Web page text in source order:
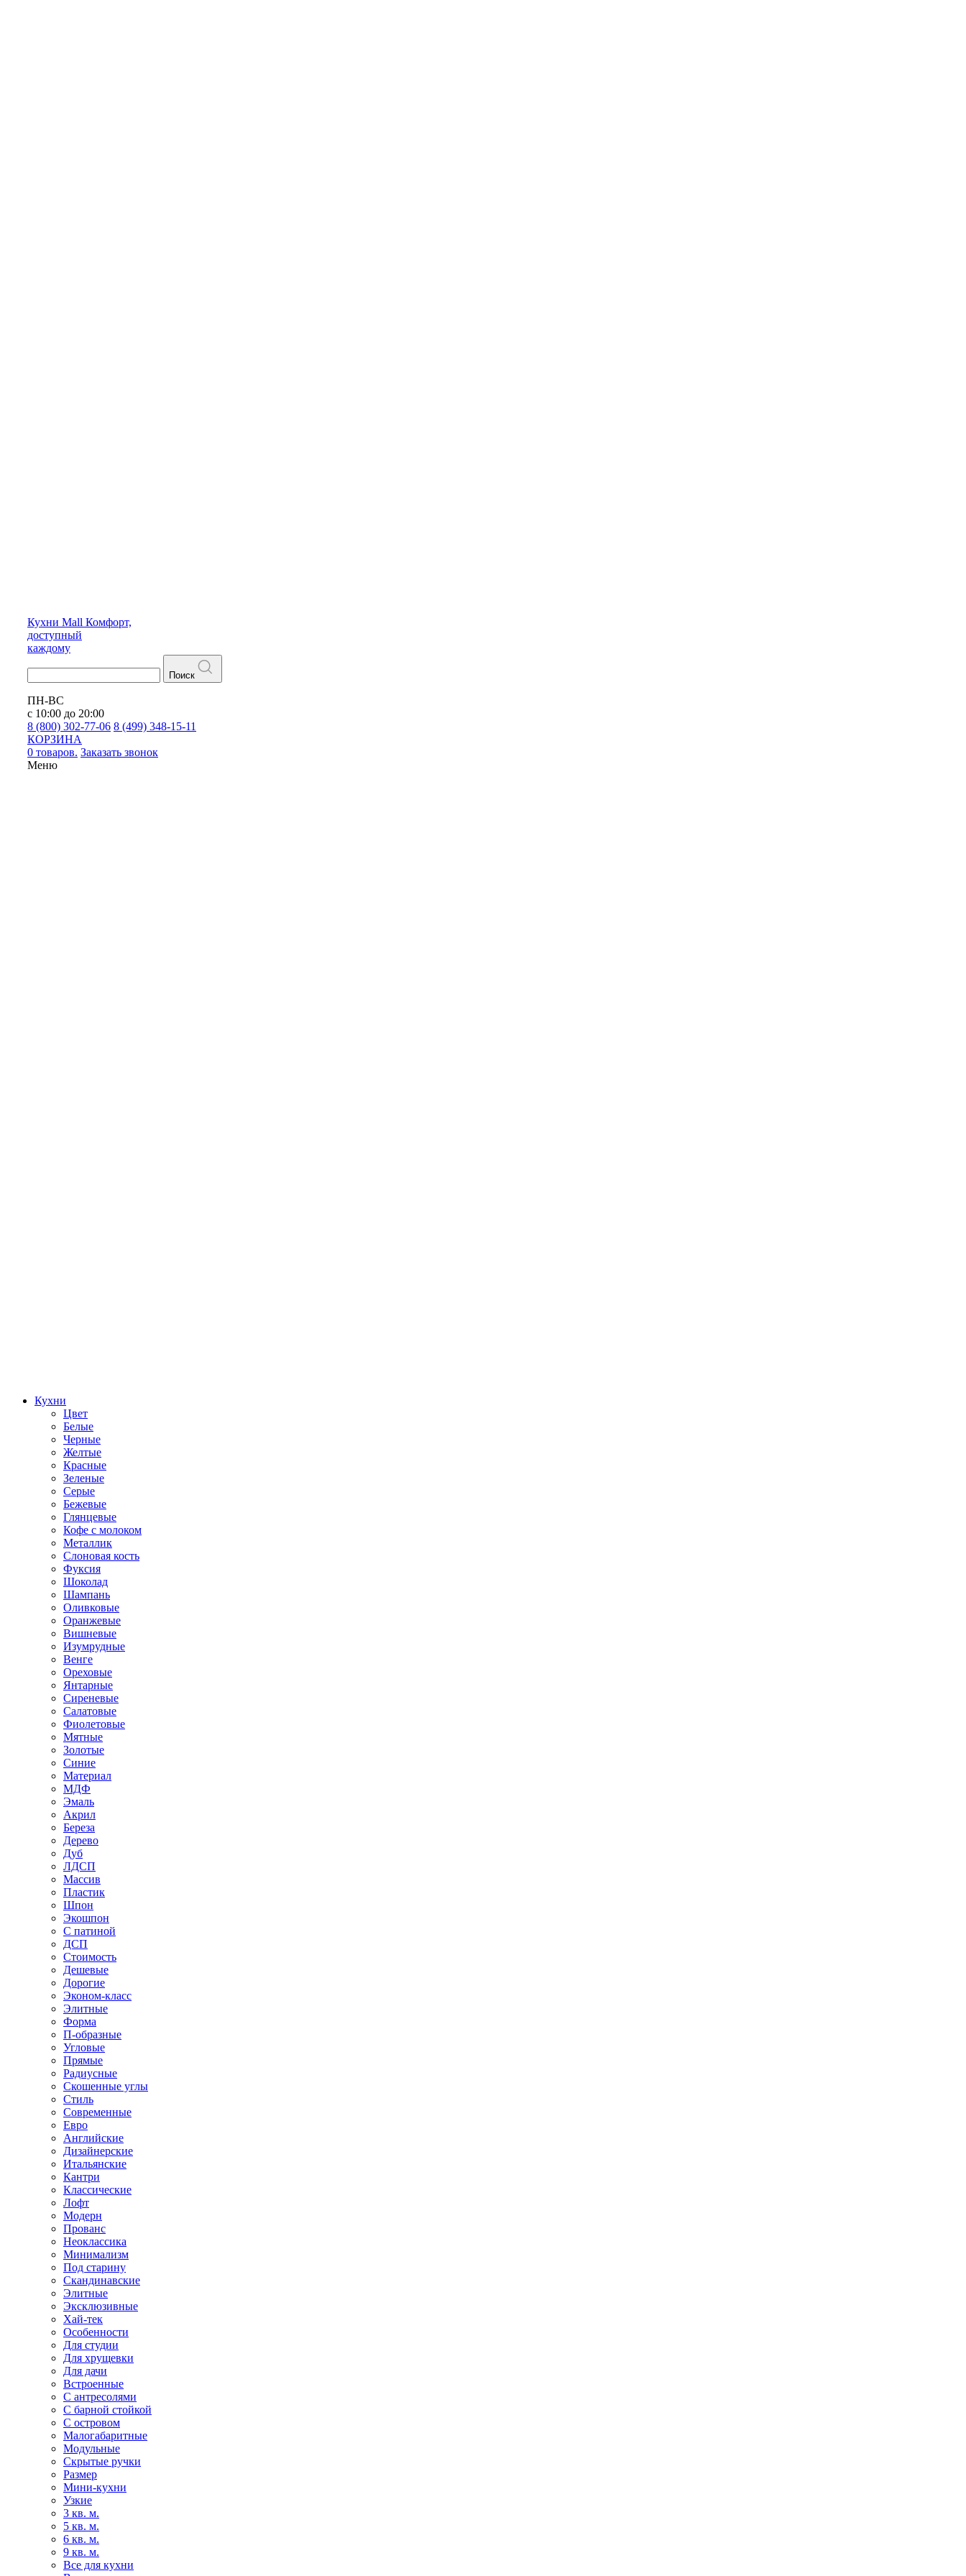
Кухни Mall Комфорт,
доступный
каждому
Поиск
ПН-ВС
с 10:00 до 20:00
8 (800) 302-77-06 8 (499) 348-15-11
КОРЗИНА
0 товаров. Заказать звонок
Меню
Кухни
Цвет
Белые
Черные
Желтые
Красные
Зеленые
Серые
Бежевые
Глянцевые
Кофе с молоком
Металлик
Слоновая кость
Фуксия
Шоколад
Шампань
Оливковые
Оранжевые
Вишневые
Изумрудные
Венге
Ореховые
Янтарные
Сиреневые
Салатовые
Фиолетовые
Мятные
Золотые
Синие
Материал
МДФ
Эмаль
Акрил
Береза
Дерево
Дуб
ЛДСП
Массив
Пластик
Шпон
Экошпон
С патиной
ДСП
Стоимость
Дешевые
Дорогие
Эконом-класс
Элитные
Форма
П-образные
Угловые
Прямые
Радиусные
Скошенные углы
Стиль
Современные
Евро
Английские
Дизайнерские
Итальянские
Кантри
Классические
Лофт
Модерн
Прованс
Неоклассика
Минимализм
Под старину
Скандинавские
Элитные
Эксклюзивные
Хай-тек
Особенности
Для студии
Для хрущевки
Для дачи
Встроенные
С антресолями
С барной стойкой
С островом
Малогабаритные
Модульные
Скрытые ручки
Размер
Мини-кухни
Узкие
3 кв. м.
5 кв. м.
6 кв. м.
9 кв. м.
Все для кухни